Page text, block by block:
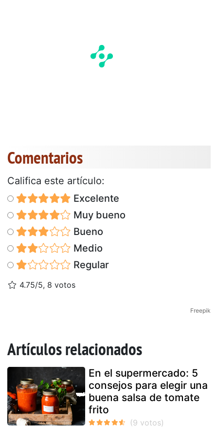
Comentarios
Califica este artículo:
Excelente
Muy bueno
Bueno
Medio
Regular
4.75/5, 8 votos
Freepik
Artículos relacionados
En el supermercado: 5
consejos para elegir una
buena salsa de tomate
frito